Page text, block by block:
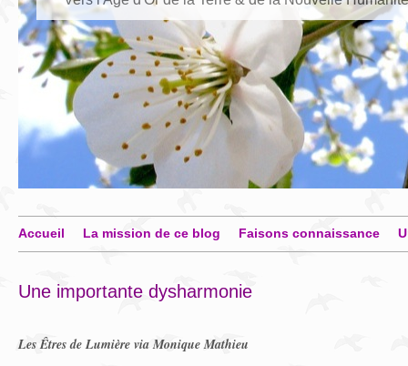
Accueil La mission de ce blog Faisons connaissance
Une importante dysharmonie
Les Êtres de Lumière via Monique Mathieu